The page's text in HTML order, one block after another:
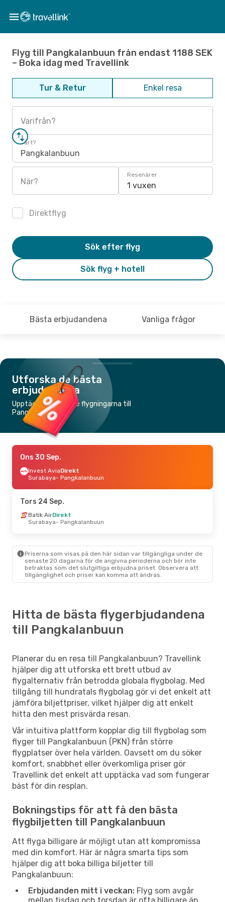
Flyg till Pangkalanbuun från endast 1188 SEK
– Boka idag med Travellink
Tur & Retur Enkel resa
Varifrån?
Vart?
Pangkalanbuun
När?
Resenärer
1 vuxen
Direktflyg
Sök flyg + hotell
Sök efter flyg
Bästa erbjudandena Vanliga frågor
Utforska de bästa
erbjudandena
Upptäck de billigaste flygningarna till
Pangkalanbuun
Ons 30 Sep.
Invest AviaDirekt
Surabaya- Pangkalanbuun
Tors 24 Sep.
Batik AirDirekt
Surabaya- Pangkalanbuun
Priserna som visas på den här sidan var tillgängliga under de
senaste 20 dagarna för de angivna perioderna och bör inte
betraktas som det slutgiltiga erbjudna priset. Observera att
tillgänglighet och priser kan komma att ändras.
Hitta de bästa flygerbjudandena
till Pangkalanbuun
Planerar du en resa till Pangkalanbuun? Travellink
hjälper dig att utforska ett brett utbud av
flygalternativ från betrodda globala flygbolag. Med
tillgång till hundratals flygbolag gör vi det enkelt att
jämföra biljettpriser, vilket hjälper dig att enkelt
hitta den mest prisvärda resan.
Vår intuitiva plattform kopplar dig till flygbolag som
flyger till Pangkalanbuun (PKN) från större
flygplatser över hela världen. Oavsett om du söker
komfort, snabbhet eller överkomliga priser gör
Travellink det enkelt att upptäcka vad som fungerar
bäst för din resplan.
Bokningstips för att få den bästa
flygbiljetten till Pangkalanbuun
Att flyga billigare är möjligt utan att kompromissa
med din komfort. Här är några smarta tips som
hjälper dig att boka billiga biljetter till
Pangkalanbuun:
Erbjudanden mitt i veckan: Flyg som avgår